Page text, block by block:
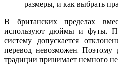
В британских пределах
используют дюймы и футы.
систему допускается
перевод невозможен. Поэтому
традиции принимает немного